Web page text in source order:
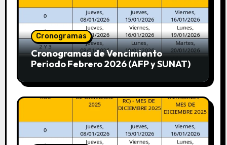
Cronogramas
Cronogramas de Vencimiento
Periodo Febrero 2026 (AFP y SUNAT)